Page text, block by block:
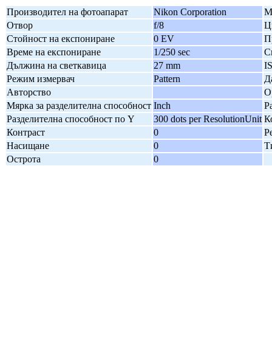
Производител на фотоапарат Nikon Corporation
Отвор
f/8
Стойност на експониране
0 EV
Време на експониране
1/250 sec
Дължина на светкавица
27 mm
Режим измервач
Pattern
Авторство
Мярка за разделителна способност Inch
Разделителна способност по Y
300 dots per ResolutionUnit
Контраст
0
Насищане
0
Острота
0